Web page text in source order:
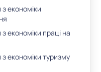
економіки
економіки праці на
економіки туризму